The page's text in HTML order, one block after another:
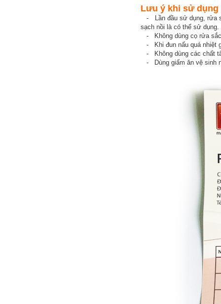
Lưu ý khi sử dụng
- Lần đầu sử dụng, rửa
sạch nồi là có thể sử dụng.
- Không dùng cọ rửa sắc
- Khi đun nấu quá nhiệt
- Không dùng các chất
- Dùng giấm ăn vệ sinh